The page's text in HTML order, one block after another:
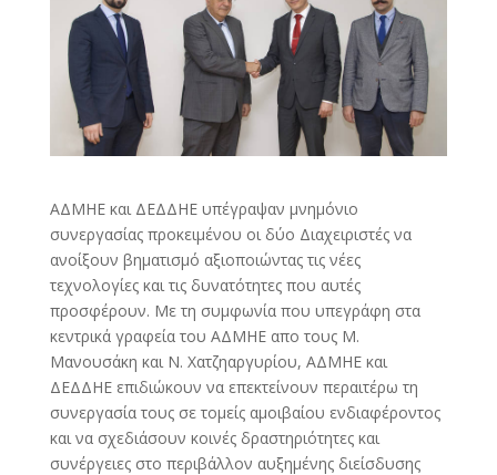
ΑΔΜΗΕ και ΔΕΔΔΗΕ υπέγραψαν μνημόνιο
συνεργασίας προκειμένου οι δύο Διαχειριστές να
ανοίξουν βηματισμό αξιοποιώντας τις νέες
τεχνολογίες και τις δυνατότητες που αυτές
προσφέρουν. Με τη συμφωνία που υπεγράφη στα
κεντρικά γραφεία του ΑΔΜΗΕ απο τους Μ.
Μανουσάκη και Ν. Χατζηαργυρίου, ΑΔΜΗΕ και
ΔΕΔΔΗΕ επιδιώκουν να επεκτείνουν περαιτέρω τη
συνεργασία τους σε τομείς αμοιβαίου ενδιαφέροντος
και να σχεδιάσουν κοινές δραστηριότητες και
συνέργειες στο περιβάλλον αυξημένης διείσδυσης